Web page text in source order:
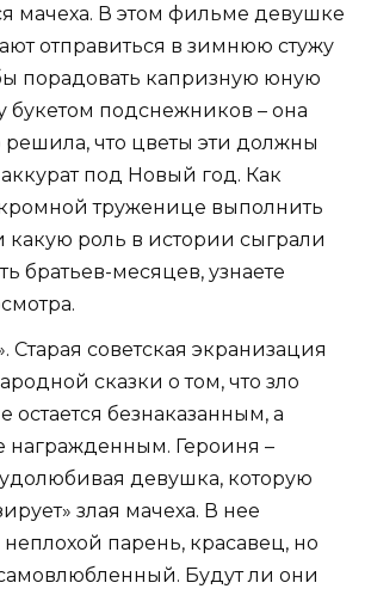
мачеха. В этом фильме девушке
отправиться в зимнюю стужу
порадовать капризную юную
букетом подснежников – она
решила, что цветы эти должны
аккурат под Новый год. Как
труженице выполнить
какую роль в истории сыграли
братьев-месяцев, узнаете
Старая советская экранизация
сказки о том, что зло
остается безнаказанным, а
награжденным. Героиня –
девушка, которую
злая мачеха. В нее
парень, красавец, но
Будут ли они